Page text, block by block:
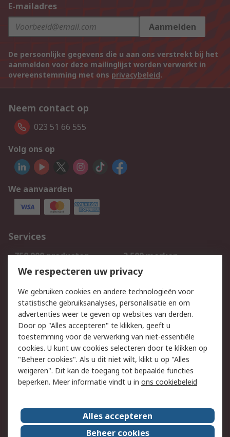
E-mailadres
Aanmelden
De persoonlijke gegevens die u aan ons verstrekt bij het
aanmelden voor deze mailinglijst worden verwerkt in
overeenstemming met ons privacybeleid.
Neem contact op
023 51 66 555
Volg ons op
We aanvaarden
Services
750.000 producten
2.500 merken
Bestellen
Inkoopoplossingen
Track & Trace
Wettelijk
Cookiebeleid
Email veiligheid
Privacybeleid
Websitevoorwaarden
Algemene
verkoopvoorwaarden
Over RS
RS Group Over ons
We respecteren uw privacy
We gebruiken cookies en andere technologieën voor
statistische gebruiksanalyses, personalisatie en om
advertenties weer te geven op websites van derden.
Door op "Alles accepteren" te klikken, geeft u
toestemming voor de verwerking van niet-essentiële
cookies. U kunt uw cookies selecteren door te klikken op
"Beheer cookies". Als u dit niet wilt, klikt u op "Alles
weigeren". Dit kan de toegang tot bepaalde functies
beperken. Meer informatie vindt u in ons cookiebeleid
Alles accepteren
Beheer cookies